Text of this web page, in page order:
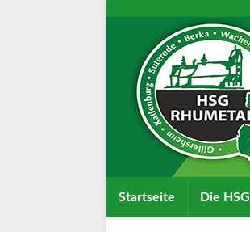
Startseite Die HSG